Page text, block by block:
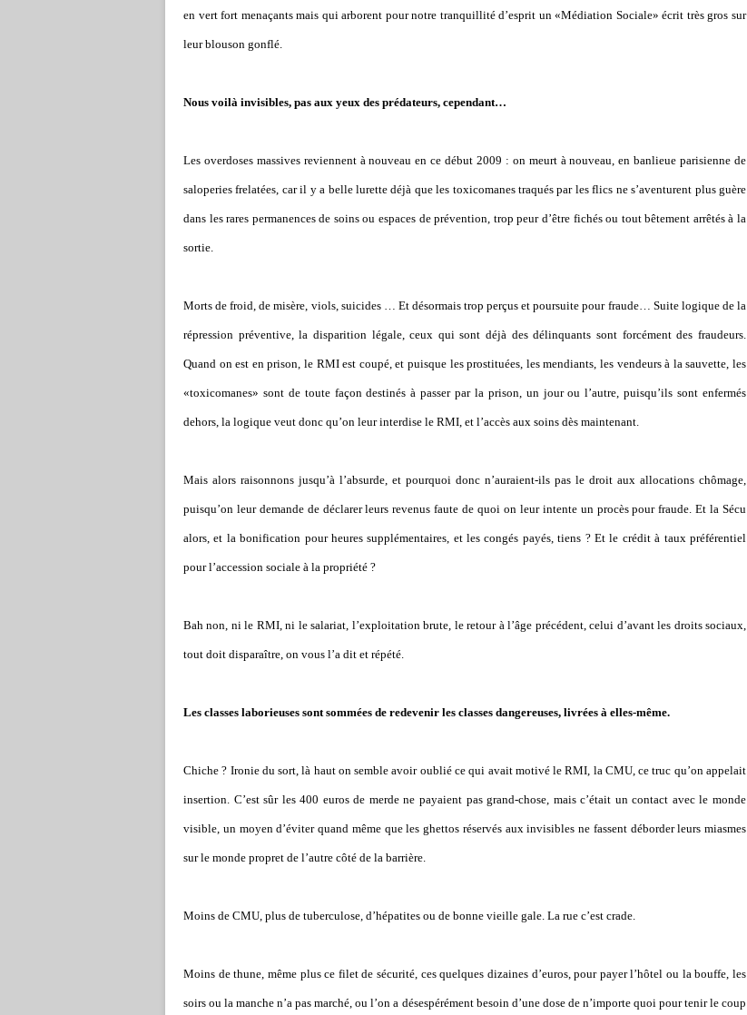
en vert fort menaçants mais qui arborent pour notre tranquillité d’esprit un «Médiation Sociale» écrit très gros sur
leur blouson gonflé.
Nous voilà invisibles, pas aux yeux des prédateurs, cependant…
Les overdoses massives reviennent à nouveau en ce début 2009 : on meurt à nouveau, en banlieue parisienne de
saloperies frelatées, car il y a belle lurette déjà que les toxicomanes traqués par les flics ne s’aventurent plus guère
dans les rares permanences de soins ou espaces de prévention, trop peur d’être fichés ou tout bêtement arrêtés à la
sortie.
Morts de froid, de misère, viols, suicides … Et désormais trop perçus et poursuite pour fraude… Suite logique de la
répression préventive, la disparition légale, ceux qui sont déjà des délinquants sont forcément des fraudeurs.
Quand on est en prison, le RMI est coupé, et puisque les prostituées, les mendiants, les vendeurs à la sauvette, les
«toxicomanes» sont de toute façon destinés à passer par la prison, un jour ou l’autre, puisqu’ils sont enfermés
dehors, la logique veut donc qu’on leur interdise le RMI, et l’accès aux soins dès maintenant.
Mais alors raisonnons jusqu’à l’absurde, et pourquoi donc n’auraient-ils pas le droit aux allocations chômage,
puisqu’on leur demande de déclarer leurs revenus faute de quoi on leur intente un procès pour fraude. Et la Sécu
alors, et la bonification pour heures supplémentaires, et les congés payés, tiens ? Et le crédit à taux préférentiel
pour l’accession sociale à la propriété ?
Bah non, ni le RMI, ni le salariat, l’exploitation brute, le retour à l’âge précédent, celui d’avant les droits sociaux,
tout doit disparaître, on vous l’a dit et répété.
Les classes laborieuses sont sommées de redevenir les classes dangereuses, livrées à elles-même.
Chiche ? Ironie du sort, là haut on semble avoir oublié ce qui avait motivé le RMI, la CMU, ce truc qu’on appelait
insertion. C’est sûr les 400 euros de merde ne payaient pas grand-chose, mais c’était un contact avec le monde
visible, un moyen d’éviter quand même que les ghettos réservés aux invisibles ne fassent déborder leurs miasmes
sur le monde propret de l’autre côté de la barrière.
Moins de CMU, plus de tuberculose, d’hépatites ou de bonne vieille gale. La rue c’est crade.
Moins de thune, même plus ce filet de sécurité, ces quelques dizaines d’euros, pour payer l’hôtel ou la bouffe, les
soirs ou la manche n’a pas marché, ou l’on a désespérément besoin d’une dose de n’importe quoi pour tenir le coup